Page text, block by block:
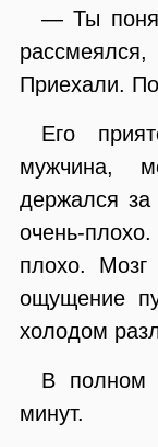
— Ты
Приехали.
Его
мужчина,
держался
очень-
плохо. Мозг
ощущение
холодом
В полном
минут.